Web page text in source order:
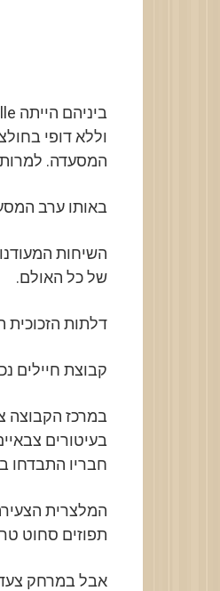
וללא דופי
המסעדה. למרות
באותו ערב
השיחות
של כל האולם.
דלתות
קבוצת חיילים
במרכז הקבוצה
בעיטורים
חבריו התבדחו
המלצרית
תפוזים סחוט
אבל במרחק